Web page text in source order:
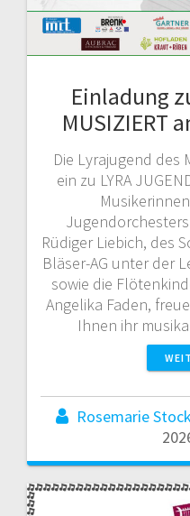
Einladung
MUSIZIERT
Die Lyrajugend des
ein zu LYRA
Rüdiger Liebich, des
Bläser-AG unter der
sowie die
Angelika Faden,
Ihnen ihr
Rosemarie